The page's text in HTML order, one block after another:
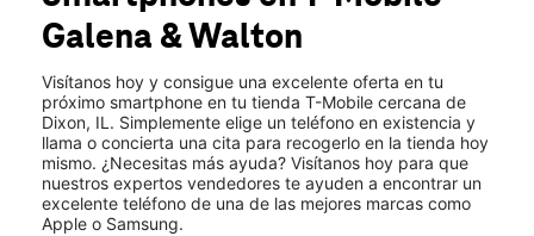
Mié.: 10:00 a.m. a 8:00 p.m.
Jue.:10:00 a.m. a 8:00 p.m.
1671 S Galena Ave Dixon, IL 61021
Galena & Walton
Visítanos hoy y consigue una excelente oferta en tu
próximo smartphone en tu tienda T-Mobile cercana de
Dixon, IL. Simplemente elige un teléfono en existencia y
llama o concierta una cita para recogerlo en la tienda hoy
mismo. ¿Necesitas más ayuda? Visítanos hoy para que
nuestros expertos vendedores te ayuden a encontrar un
excelente teléfono de una de las mejores marcas como
Apple o Samsung.